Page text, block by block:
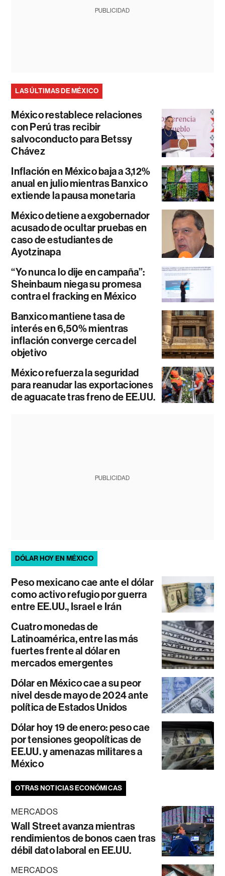
PUBLICIDAD
LAS ÚLTIMAS DE MÉXICO
México restablece relaciones
con Perú tras recibir
salvoconducto para Betssy
Chávez
Inflación en México baja a 3,12%
anual en julio mientras Banxico
extiende la pausa monetaria
México detiene a exgobernador
acusado de ocultar pruebas en
caso de estudiantes de
Ayotzinapa
“Yo nunca lo dije en campaña”:
Sheinbaum niega su promesa
contra el fracking en México
Banxico mantiene tasa de
interés en 6,50% mientras
inflación converge cerca del
objetivo
México refuerza la seguridad
para reanudar las exportaciones
de aguacate tras freno de EE.UU.
PUBLICIDAD
DÓLAR HOY EN MÉXICO
Peso mexicano cae ante el dólar
como activo refugio por guerra
entre EE.UU., Israel e Irán
Cuatro monedas de
Latinoamérica, entre las más
fuertes frente al dólar en
mercados emergentes
Dólar en México cae a su peor
nivel desde mayo de 2024 ante
política de Estados Unidos
Dólar hoy 19 de enero: peso cae
por tensiones geopolíticas de
EE.UU. y amenazas militares a
México
OTRAS NOTICIAS ECONÓMICAS
MERCADOS
Wall Street avanza mientras
rendimientos de bonos caen tras
débil dato laboral en EE.UU.
MERCADOS